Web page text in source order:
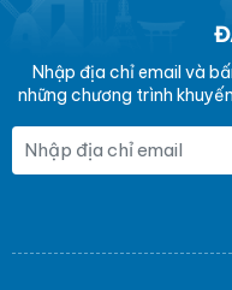
Nhập địa chỉ email và
những chương trình